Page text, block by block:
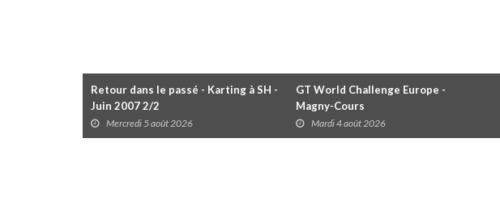
Retour dans le passé - Karting à SH -
Juin 2007 2/2
Mercredi 5 août 2026
GT World Challenge Europe -
Magny-Cours
Mardi 4 août 2026